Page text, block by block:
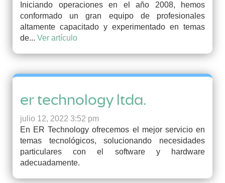
Iniciando operaciones en el año 2008, hemos
conformado un gran equipo de profesionales
altamente capacitado y experimentado en temas
de... Ver artículo
er technology ltda.
julio 12, 2022 3:52 pm
En ER Technology ofrecemos el mejor servicio en
temas tecnológicos, solucionando necesidades
particulares con el software y hardware
adecuadamente.